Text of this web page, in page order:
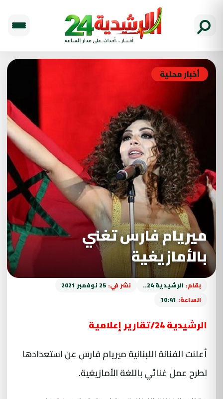
أخبار محلية
ميريام فارس تغني
بالأمازيغية
بقلم: الرشيدية 24.. نشر في: 25 نوفمبر 2021
الساعة: 10:41
الرشيدية 24/تقارير إعلامية
أعلنت الفنانة اللبنانية ميريام فارس عن استعدادها
لطرح عمل غنائي باللغة الأمازيغية.